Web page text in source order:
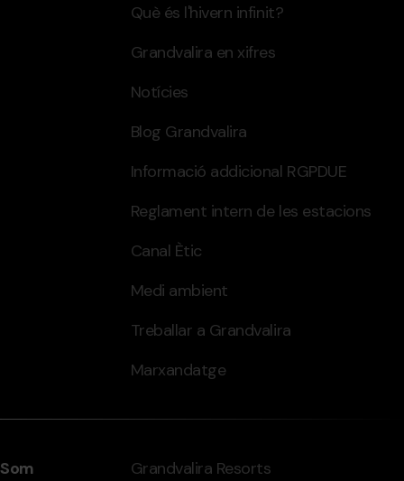
Què és l'hivern infinit?
Grandvalira en xifres
Notícies
Blog Grandvalira
Informació addicional RGPDUE
Reglament intern de les estacions
Canal Ètic
Medi ambient
Treballar a Grandvalira
Marxandatge
Som
Grandvalira Resorts